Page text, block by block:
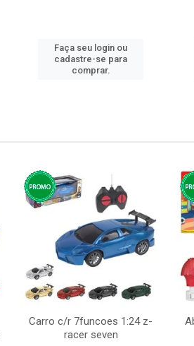
Faça seu login ou
cadastre-se para
comprar.
Carro c/r 7funcoes 1:24 z-
racer seven